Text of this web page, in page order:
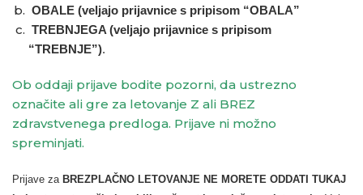
OBALE (veljajo prijavnice s pripisom “OBALA”
TREBNJEGA (veljajo prijavnice s pripisom
“TREBNJE”).
Ob oddaji prijave bodite pozorni, da ustrezno
označite ali gre za letovanje Z ali BREZ
zdravstvenega predloga. Prijave ni možno
spreminjati.
Prijave za BREZPLAČNO LETOVANJE NE MORETE ODDATI TUKAJ